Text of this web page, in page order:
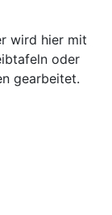
wird hier mit
oder
gearbeitet.